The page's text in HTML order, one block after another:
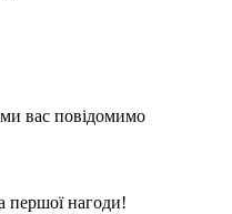
ми вас повідомимо
першої нагоди!